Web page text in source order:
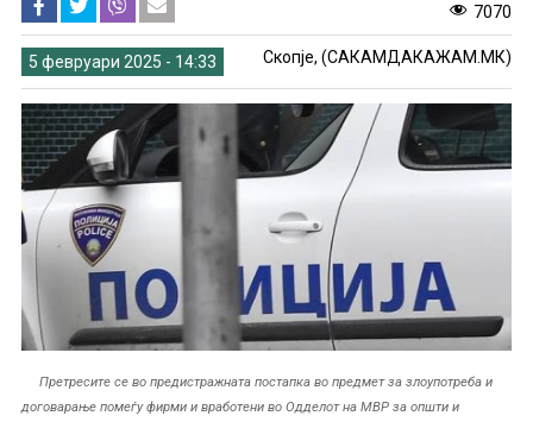
7070
5 февруари 2025 - 14:33 Скопје, (САКАМДАКАЖАМ.МК)
Претресите се во предистражната постапка во предмет за злоупотреба и
договарање помеѓу фирми и вработени во Одделот на МВР за општи и